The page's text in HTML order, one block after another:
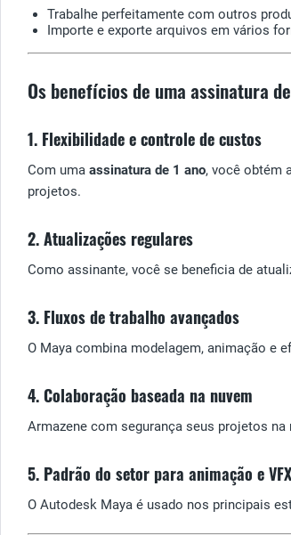
Trabalhe perfeitamente com outros
Importe e exporte arquivos em vários
Os benefícios de uma assinatura
1. Flexibilidade e controle de custos
Com uma assinatura de 1 ano, você obtém
projetos.
2. Atualizações regulares
Como assinante, você se beneficia de
3. Fluxos de trabalho avançados
O Maya combina modelagem, animação e
4. Colaboração baseada na nuvem
Armazene com segurança seus projetos
5. Padrão do setor para animação e VFX
O Autodesk Maya é usado nos principais